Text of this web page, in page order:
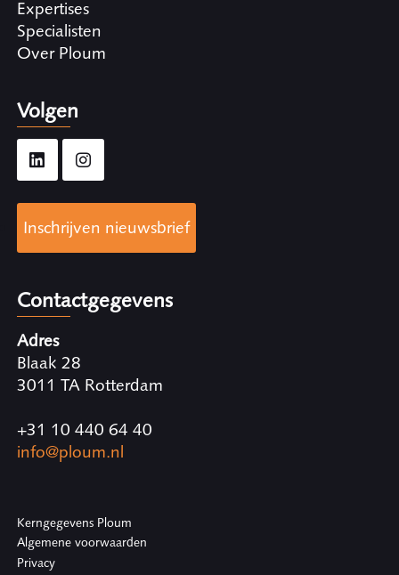
Expertises
Specialisten
Over Ploum
Volgen
Inschrijven nieuwsbrief
Contactgegevens
Adres
Blaak 28
3011 TA Rotterdam
+31 10 440 64 40
info@ploum.nl
Kerngegevens Ploum
Algemene voorwaarden
Privacy